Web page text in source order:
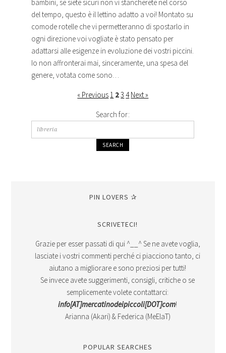
bambini, se siete sicuri non vi stancherete nel corso
del tempo, questo è il lettino adatto a voi! Montato su
comode rotelle che vi permetteranno di spostarlo in
ogni direzione voi vogliate è stato pensato per
adattarsi alle esigenze in evoluzione dei vostri piccini.
Io non affronterai mai, sinceramente, una spesa del
genere, votata come sono…
« Previous1 23 4Next »
Search for:
PIN LOVERS ✰
SCRIVETECI!
Grazie per esser passati di qui ^__^ Se ne avete voglia,
lasciate i vostri commenti perché ci piacciono tanto, ci
aiutano a migliorare e sono preziosi per tutti!
Se invece avete suggerimenti, consigli, critiche o se
semplicemente volete contattarci:
info[AT]mercatinodeipiccoli[DOT]com!
Arianna (Akari) & Federica (MeElaT)
POPULAR SEARCHES